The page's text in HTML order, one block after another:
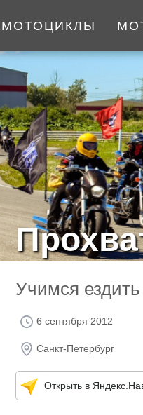
МОТОЦИКЛЫ
Учимся
6 сентября 2012
Санкт-Петербург
Открыть в